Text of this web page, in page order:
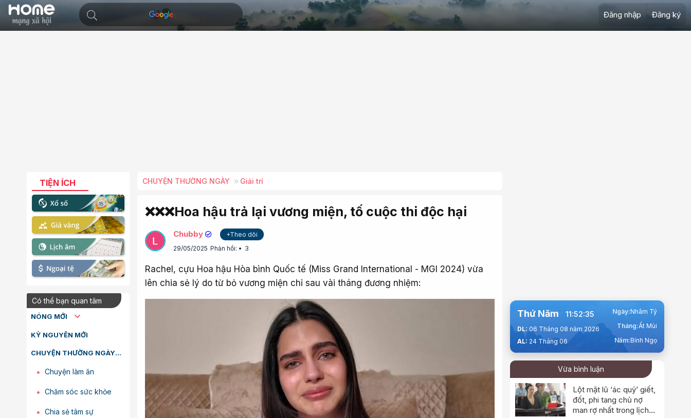
Đăng nhập Đăng ký
TIỆN ÍCH
Có thể bạn quan tâm
NÓNG MỚI
KỶ NGUYÊN MỚI
CHUYỆN THƯỜNG NGÀY
Chuyện làm ăn
Chăm sóc sức khỏe
Chia sẻ tâm sự
CHUYỆN THƯỜNG NGÀY Giải trí
❌❌❌Hoa hậu trả lại vương miện, tố cuộc thi độc hại
Chubby
+Theo dõi
29/05/2025 Phản hồi: 3
Rachel, cựu Hoa hậu Hòa bình Quốc tế (Miss Grand International - MGI 2024) vừa
lên chia sẻ lý do từ bỏ vương miện chỉ sau vài tháng đương nhiệm:
Thứ Năm 11:52:36
DL: 06 Tháng 08 năm 2026
AL: 24 Tháng 06
Ngày:Nhâm Tý
Tháng:Ất Mùi
Năm:Bính Ngọ
Vừa bình luận
Lột mặt lũ ‘ác quỷ’ giết,
đốt, phi tang chủ nợ
man rợ nhất trong lịch